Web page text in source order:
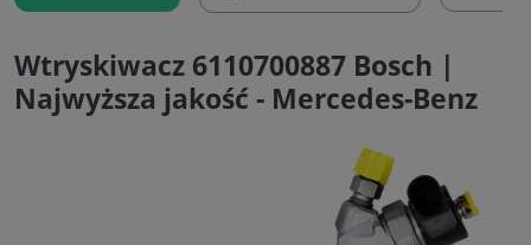
Wtryskiwacz 6110700887 Bosch |
Najwyższa jakość - Mercedes-Benz